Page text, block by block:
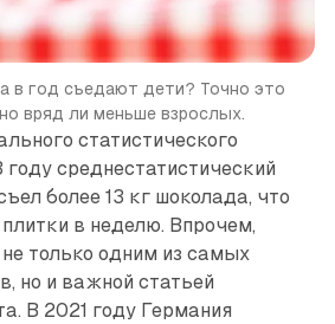
в год съедают дети? Точно это
вряд ли меньше взрослых.
статистического
среднестатистический
более 13 кг шоколада, что
в неделю. Впрочем,
только одним из самых
но и важной статьей
В 2021 году Германия